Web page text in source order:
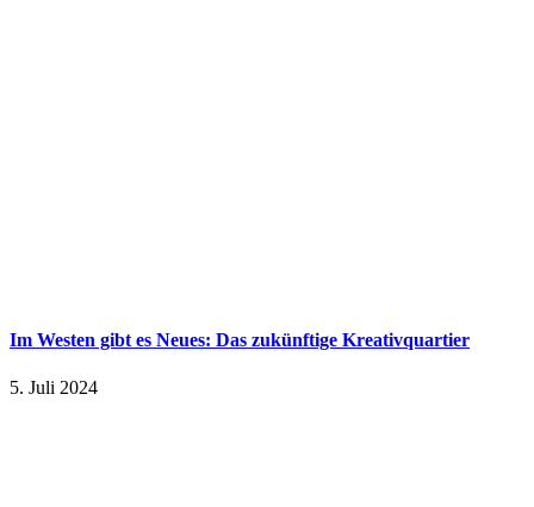
Im Westen gibt es Neues: Das zukünftige Kreativquartier
5. Juli 2024